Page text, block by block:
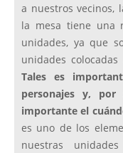
a nuestros vecinos,
la mesa tiene una
unidades, ya que
unidades
Tales es
personajes y,
importante el
es uno de los
nuestras